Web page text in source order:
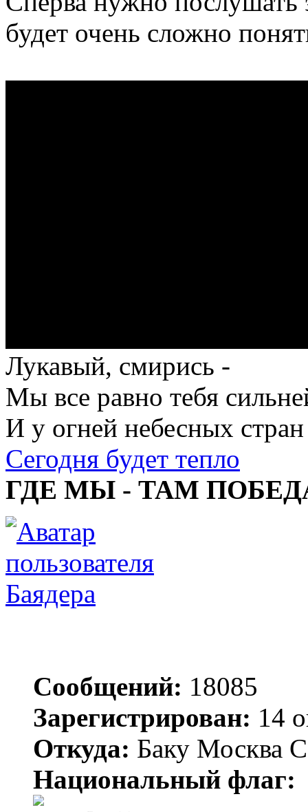
будет очень сложно
Лукавый, смирись -
Мы все равно тебя
И у огней небесных стран
Сегодня будет тепло
ГДЕ МЫ - ТАМ
Баядера
Сообщений: 18085
Зарегистрирован: 14
Откуда: Баку Москва
Национальный флаг: